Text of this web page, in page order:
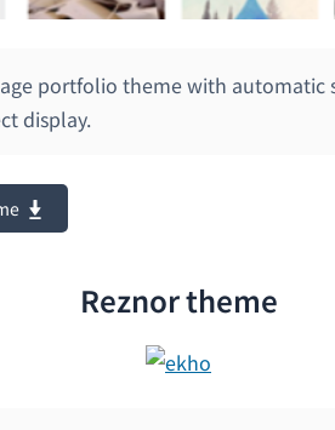
portfolio theme with automatic
display.
Reznor theme